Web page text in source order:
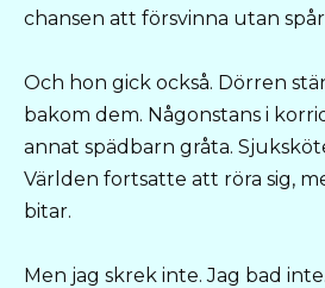
chansen att försvinna utan
Och hon gick också. Dörren
bakom dem. Någonstans i
annat spädbarn gråta.
Världen fortsatte att röra sig,
bitar.
Men jag skrek inte. Jag bad